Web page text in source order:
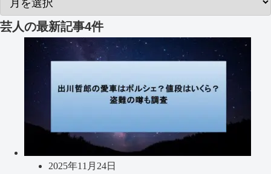
芸人の最新記事4件
2025年11月24日